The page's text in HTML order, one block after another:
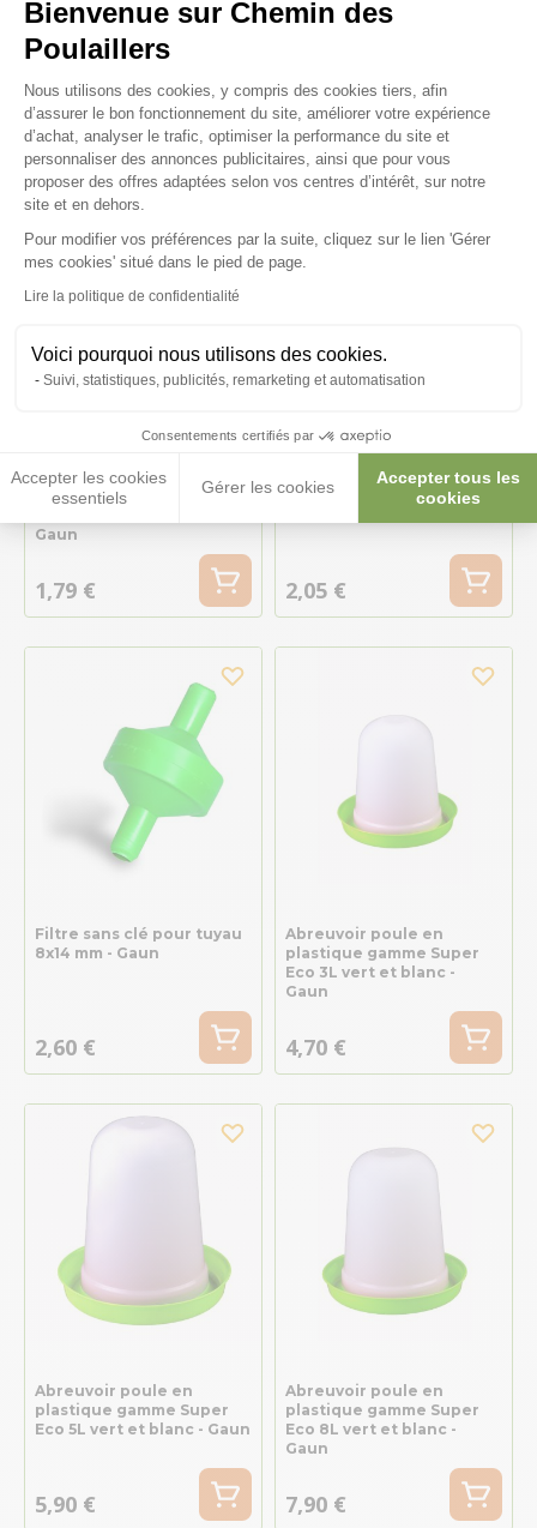
Bienvenue sur Chemin des
Poulaillers
Plateforme de Gestion du
Nous utilisons des cookies, y compris des cookies tiers, afin
d’assurer le bon fonctionnement du site, améliorer votre expérience
d’achat, analyser le trafic, optimiser la performance du site et
personnaliser des annonces publicitaires, ainsi que pour vous
proposer des offres adaptées selon vos centres d’intérêt, sur notre
site et en dehors.
Pour modifier vos préférences par la suite, cliquez sur le lien 'Gérer
mes cookies' situé dans le pied de page.
Lire la politique de confidentialité
Voici pourquoi nous utilisons des cookies.
Suivi, statistiques, publicités, remarketing et automatisation
Consentements certifiés par
Accepter les cookies
essentiels
Gérer les cookies
Accepter tous les
cookies
Axeptio consent
Kit anti nuisible 8/10
mangeoire 20Kg
127,40 €
vert avec pieds - Gaun
6,25 €
Abreuvoir basculant
Gaun
1,79 €
Abreuvoir basculant
2,05 €
Filtre sans clé pour tuyau
8x14 mm - Gaun
2,60 €
Abreuvoir poule en
plastique gamme Super
Eco 3L vert et blanc -
Gaun
4,70 €
Abreuvoir poule en
plastique gamme Super
Eco 5L vert et blanc - Gaun
5,90 €
Abreuvoir poule en
plastique gamme Super
Eco 8L vert et blanc -
Gaun
7,90 €